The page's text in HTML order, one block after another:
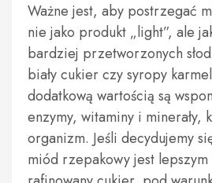
Ważne jest, aby postrzegać
nie jako produkt „light”, ale
bardziej przetworzonych
biały cukier czy syropy
dodatkową wartością są
enzymy, witaminy i minerały,
organizm. Jeśli decydujemy
miód rzepakowy jest